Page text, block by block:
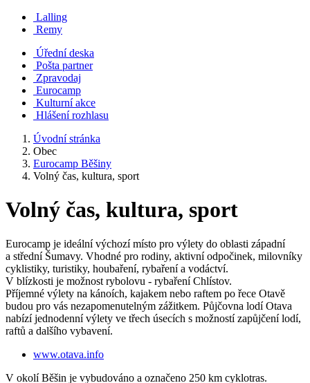
Lalling
Remy
Úřední deska
Pošta partner
Zpravodaj
Eurocamp
Kulturní akce
Hlášení rozhlasu
Úvodní stránka
Obec
Eurocamp Běšiny
Volný čas, kultura, sport
Volný čas, kultura, sport
Eurocamp je ideální výchozí místo pro výlety do oblasti západní
a střední Šumavy. Vhodné pro rodiny, aktivní odpočinek, milovníky
cyklistiky, turistiky, houbaření, rybaření a vodáctví.
V blízkosti je možnost rybolovu - rybaření Chlístov.
Příjemné výlety na kánoích, kajakem nebo raftem po řece Otavě
budou pro vás nezapomenutelným zážitkem. Půjčovna lodí Otava
nabízí jednodenní výlety ve třech úsecích s možností zapůjčení lodí,
raftů a dalšího vybavení.
www.otava.info
V okolí Běšin je vybudováno a označeno 250 km cyklotras.